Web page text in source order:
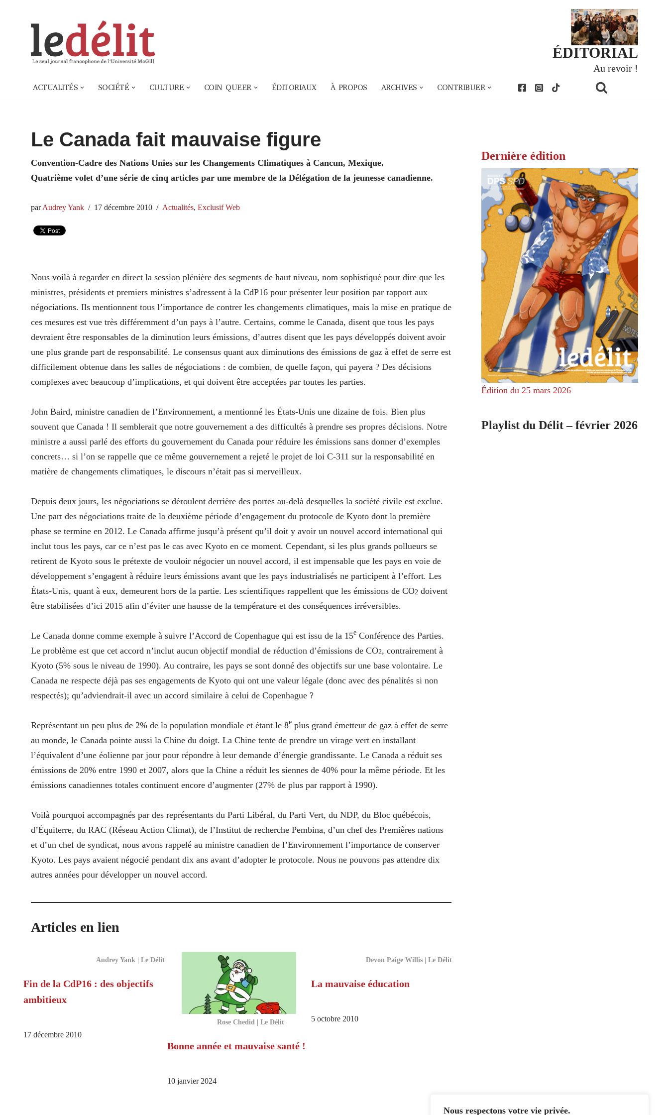
Nous respectons votre vie privée.
ÉDITORIAL
Au revoir !
ACTUALITÉS SOCIÉTÉ CULTURE COIN QUEER ÉDITORIAUX À PROPOS ARCHIVES CONTRIBUER
Le Canada fait mauvaise figure
Convention-Cadre des Nations Unies sur les Changements Climatiques à Cancun, Mexique.
Quatrième volet d’une série de cinq articles par une membre de la Délégation de la jeunesse canadienne.
parAudrey Yank 17 décembre 2010 Actualités, Exclusif Web
Nous voilà à regarder en direct la session plénière des segments de haut niveau, nom sophistiqué pour dire que les
ministres, présidents et premiers ministres s’adressent à la CdP16 pour présenter leur position par rapport aux
négociations. Ils mentionnent tous l’importance de contrer les changements climatiques, mais la mise en pratique de
ces mesures est vue très différemment d’un pays à l’autre. Certains, comme le Canada, disent que tous les pays
devraient être responsables de la diminution leurs émissions, d’autres disent que les pays développés doivent avoir
une plus grande part de responsabilité. Le consensus quant aux diminutions des émissions de gaz à effet de serre est
difficilement obtenue dans les salles de négociations : de combien, de quelle façon, qui payera ? Des décisions
complexes avec beaucoup d’implications, et qui doivent être acceptées par toutes les parties.
John Baird, ministre canadien de l’Environnement, a mentionné les États-Unis une dizaine de fois. Bien plus
souvent que Canada ! Il semblerait que notre gouvernement a des difficultés à prendre ses propres décisions. Notre
ministre a aussi parlé des efforts du gouvernement du Canada pour réduire les émissions sans donner d’exemples
concrets… si l’on se rappelle que ce même gouvernement a rejeté le projet de loi C‑311 sur la responsabilité en
matière de changements climatiques, le discours n’était pas si merveilleux.
Depuis deux jours, les négociations se déroulent derrière des portes au-delà desquelles la société civile est exclue.
Une part des négociations traite de la deuxième période d’engagement du protocole de Kyoto dont la première
phase se termine en 2012. Le Canada affirme jusqu’à présent qu’il doit y avoir un nouvel accord international qui
inclut tous les pays, car ce n’est pas le cas avec Kyoto en ce moment. Cependant, si les plus grands pollueurs se
retirent de Kyoto sous le prétexte de vouloir négocier un nouvel accord, il est impensable que les pays en voie de
développement s’engagent à réduire leurs émissions avant que les pays industrialisés ne participent à l’effort. Les
États-Unis, quant à eux, demeurent hors de la partie. Les scientifiques rappellent que les émissions de CO2 doivent
être stabilisées d’ici 2015 afin d’éviter une hausse de la température et des conséquences irréversibles.
Le Canada donne comme exemple à suivre l’Accord de Copenhague qui est issu de la 15e Conférence des Parties.
Le problème est que cet accord n’inclut aucun objectif mondial de réduction d’émissions de CO2, contrairement à
Kyoto (5% sous le niveau de 1990). Au contraire, les pays se sont donné des objectifs sur une base volontaire. Le
Canada ne respecte déjà pas ses engagements de Kyoto qui ont une valeur légale (donc avec des pénalités si non
respectés); qu’adviendrait-il avec un accord similaire à celui de Copenhague ?
Représentant un peu plus de 2% de la population mondiale et étant le 8e plus grand émetteur de gaz à effet de serre
au monde, le Canada pointe aussi la Chine du doigt. La Chine tente de prendre un virage vert en installant
l’équivalent d’une éolienne par jour pour répondre à leur demande d’énergie grandissante. Le Canada a réduit ses
émissions de 20% entre 1990 et 2007, alors que la Chine a réduit les siennes de 40% pour la même période. Et les
émissions canadiennes totales continuent encore d’augmenter (27% de plus par rapport à 1990).
Voilà pourquoi accompagnés par des représentants du Parti Libéral, du Parti Vert, du NDP, du Bloc québécois,
d’Équiterre, du RAC (Réseau Action Climat), de l’Institut de recherche Pembina, d’un chef des Premières nations
et d’un chef de syndicat, nous avons rappelé au ministre canadien de l’Environnement l’importance de conserver
Kyoto. Les pays avaient négocié pendant dix ans avant d’adopter le protocole. Nous ne pouvons pas attendre dix
autres années pour développer un nouvel accord.
Articles en lien
Audrey Yank | Le Délit
Fin de la CdP16 : des objectifs
ambitieux
17 décembre 2010
Rose Chedid | Le Délit
Bonne année et mauvaise santé !
10 janvier 2024
Devon Paige Willis | Le Délit
La mauvaise éducation
5 octobre 2010
Dernière édition
Édition du 25 mars 2026
Playlist du Délit – février 2026